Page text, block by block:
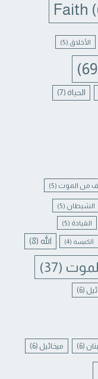
Faith
الأخلاق (5)
الحياة (7)
من الموت (5)
الشيطان (5)
القيادة (5)
الكنيسة (4) الله (8)
(37)
(6)
(6) ميخائيل (6)